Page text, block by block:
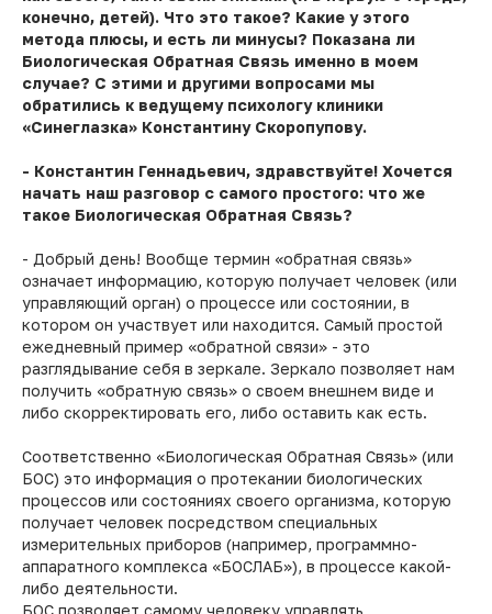
конечно, детей). Что это такое? Какие у этого
метода плюсы, и есть ли минусы? Показана ли
Биологическая Обратная Связь именно в моем
случае? С этими и другими вопросами мы
обратились к ведущему психологу клиники
«Синеглазка» Константину Скоропупову.
- Константин Геннадьевич, здравствуйте! Хочется
начать наш разговор с самого простого: что же
такое Биологическая Обратная Связь?
- Добрый день! Вообще термин «обратная связь»
означает информацию, которую получает человек (или
управляющий орган) о процессе или состоянии, в
котором он участвует или находится. Самый простой
ежедневный пример «обратной связи» - это
разглядывание себя в зеркале. Зеркало позволяет нам
получить «обратную связь» о своем внешнем виде и
либо скорректировать его, либо оставить как есть.
Соответственно «Биологическая Обратная Связь» (или
БОС) это информация о протекании биологических
процессов или состояниях своего организма, которую
получает человек посредством специальных
измерительных приборов (например, программно-
аппаратного комплекса «БОСЛАБ»), в процессе какой-
либо деятельности.
БОС позволяет самому человеку управлять